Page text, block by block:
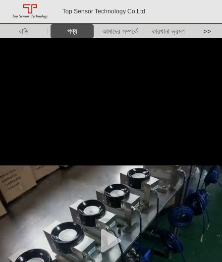
Top Sensor Technology Co.Ltd
বাড়ি পণ্য আমাদের সম্পর্কে কারখানা ভ্রমণ >>